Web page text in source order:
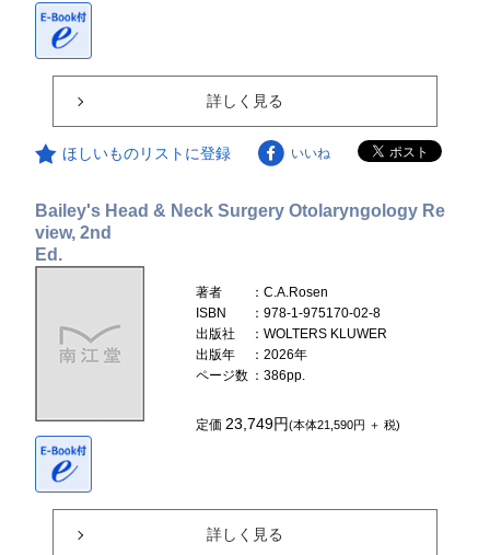
詳しく見る
ほしいものリストに登録 いいね
Bailey's Head & Neck Surgery Otolaryngology Re
view, 2nd
Ed.
著者
：C.A.Rosen
ISBN
：978-1-975170-02-8
出版社
：WOLTERS KLUWER
出版年
：2026年
ページ数 ：386pp.
定価 23,749円(本体21,590円 ＋ 税)
詳しく見る